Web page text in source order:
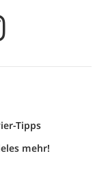
Tipps
mehr!